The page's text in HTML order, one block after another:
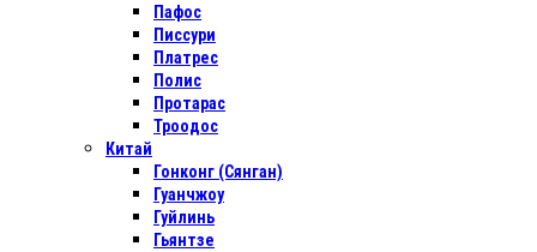
Пафос
Писсури
Платрес
Полис
Протарас
Троодос
Китай
Гонконг (Сянган)
Гуанчжоу
Гуйлинь
Гьянтзе